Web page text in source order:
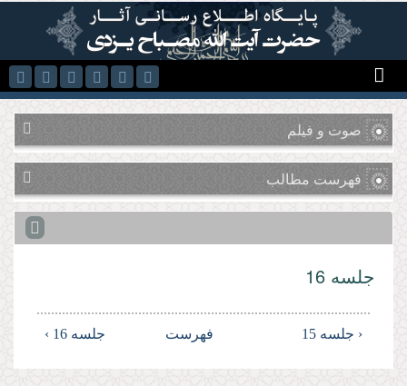
رفتن به محتوای اصلی
صوت و فیلم
فهرست مطالب
جلسه 16
‹ جلسه 15 فهرست جلسه 16 ›